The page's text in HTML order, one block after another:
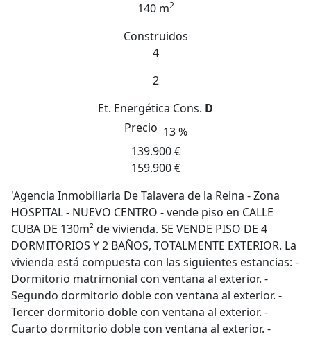
140 m2
Construidos
4
2
Et. Energética Cons. D
Precio 13 %
139.900 €
159.900 €
'Agencia Inmobiliaria De Talavera de la Reina - Zona
HOSPITAL - NUEVO CENTRO - vende piso en CALLE
CUBA DE 130m² de vivienda. SE VENDE PISO DE 4
DORMITORIOS Y 2 BAÑOS, TOTALMENTE EXTERIOR. La
vivienda está compuesta con las siguientes estancias: -
Dormitorio matrimonial con ventana al exterior. -
Segundo dormitorio doble con ventana al exterior. -
Tercer dormitorio doble con ventana al exterior. -
Cuarto dormitorio doble con ventana al exterior. -